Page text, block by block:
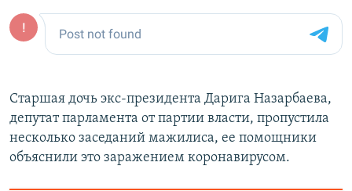
Старшая дочь экс-президента Дарига Назарбаева,
депутат парламента от партии власти, пропустила
несколько заседаний мажилиса, ее помощники
объяснили это заражением коронавирусом.